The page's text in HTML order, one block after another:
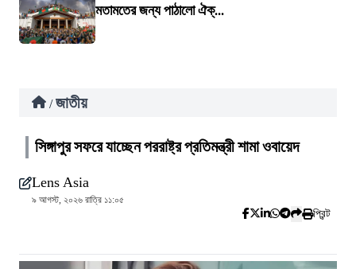
মতামতের জন্য পাঠালো ঐক্...
/ জাতীয়
সিঙ্গাপুর সফরে যাচ্ছেন পররাষ্ট্র প্রতিমন্ত্রী শামা ওবায়েদ
Lens Asia
৯ আগস্ট, ২০২৬ রাত্রি ১১:০৫
প্রিন্ট